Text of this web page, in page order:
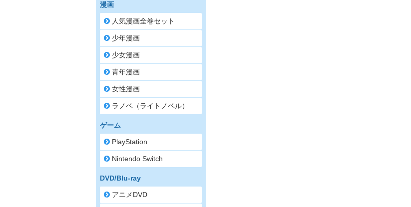
漫画
人気漫画全巻セット
少年漫画
少女漫画
青年漫画
女性漫画
ラノベ（ライトノベル）
ゲーム
PlayStation
Nintendo Switch
DVD/Blu-ray
アニメDVD